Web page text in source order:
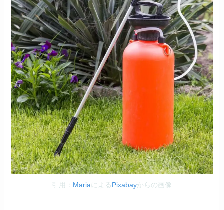
引用： MariaによるPixabayからの画像